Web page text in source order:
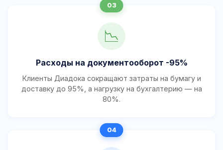
📉
Расходы на документооборот -95%
Клиенты Диадока сокращают затраты на бумагу и
доставку до 95%, а нагрузку на бухгалтерию — на
80%.